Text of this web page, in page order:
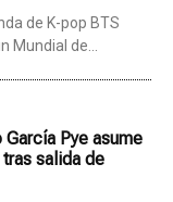
de K-pop BTS
de...
Pye asume
salida de